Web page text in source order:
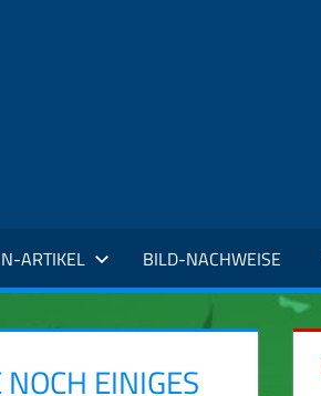
ARTIKEL BILD-NACHWEISE
EINIGES